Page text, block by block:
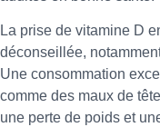
La prise de vitamine D
déconseillée,
Une consommation
comme des maux de
une perte de poids et